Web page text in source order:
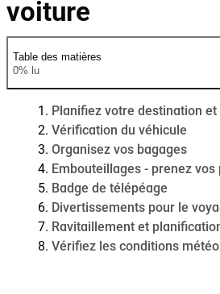
voiture
Table des matières
0% lu
Planifiez votre destination
Vérification du véhicule
Organisez vos bagages
Embouteillages - prenez
Badge de télépéage
Divertissements pour le
Ravitaillement et
Vérifiez les conditions